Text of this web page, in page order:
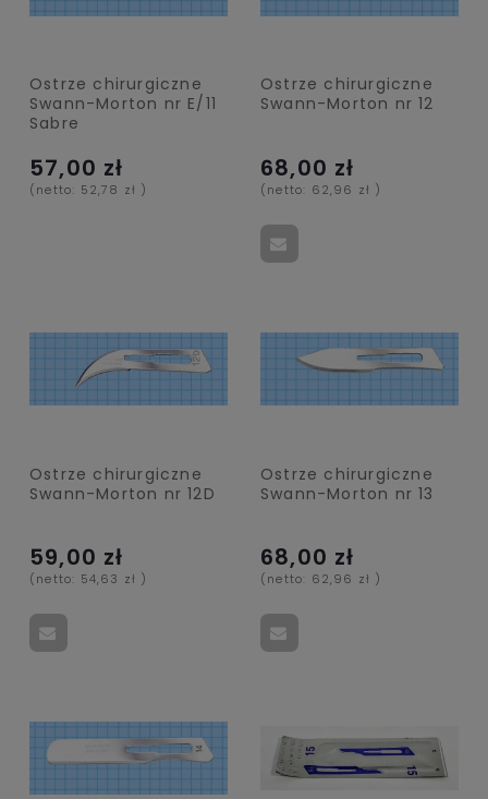
Ostrze chirurgiczne
Swann-Morton nr E/11
Sabre
57,00 zł
(netto: 52,78 zł )
Ostrze chirurgiczne
Swann-Morton nr 12
68,00 zł
(netto: 62,96 zł )
Ostrze chirurgiczne
Swann-Morton nr 12D
59,00 zł
(netto: 54,63 zł )
Ostrze chirurgiczne
Swann-Morton nr 13
68,00 zł
(netto: 62,96 zł )